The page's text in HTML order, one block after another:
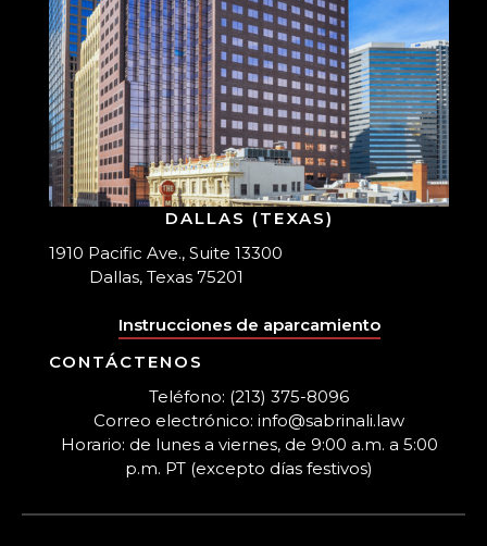
DALLAS (TEXAS)
1910 Pacific Ave., Suite 13300
Dallas, Texas 75201
Instrucciones de aparcamiento
CONTÁCTENOS
Teléfono: (213) 375-8096
Correo electrónico: info@sabrinali.law
Horario: de lunes a viernes, de 9:00 a.m. a 5:00
p.m. PT (excepto días festivos)